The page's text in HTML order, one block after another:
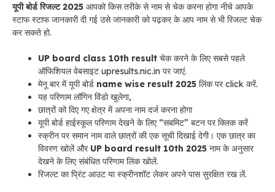
यूपी बोर्ड रिजल्ट 2025 आपको किस तरीके से नाम से चेक करना होगा नीचे आपके
स्टाफ स्टाफ जानकारी दी गई उसे जानकारी को पढ़कर के आप नाम से भी रिजल्ट चेक
कर सकते हो.
UP board class 10th result चेक करने के लिए सबसे पहले
ऑफिशियल वेबसाइट upresults.nic.in पर जाएं.
मेनू बार में यूपी बोर्ड name wise result 2025 लिंक पर click करें.
यह परिणाम लॉगिन विंडो खुलेगा,
छात्रों को दिए गए क्षेत्र में अपना नाम दर्ज करना होगा
यूपी बोर्ड हाईस्कूल परिणाम देखने के लिए “सबमिट” बटन पर क्लिक करें
स्क्रीन पर समान नाम वाले छात्रों की एक सूची दिखाई देगी। एक छात्र का
विवरण खोलें और UP board result 10th 2025 नाम के अनुसार
देखने के लिए संबंधित परिणाम लिंक खोलें.
रिजल्ट का प्रिंट आउट या स्क्रीनशॉट लेकर अपने पास सुरक्षित रख लें.